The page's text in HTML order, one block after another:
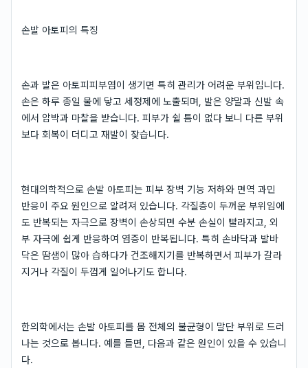
손발 아토피의 특징
손과 발은 아토피피부염이 생기면 특히 관리가 어려운 부위입니다.
손은 하루 종일 물에 닿고 세정제에 노출되며, 발은 양말과 신발 속
에서 압박과 마찰을 받습니다. 피부가 쉴 틈이 없다 보니 다른 부위
보다 회복이 더디고 재발이 잦습니다.
현대의학적으로 손발 아토피는 피부 장벽 기능 저하와 면역 과민
반응이 주요 원인으로 알려져 있습니다. 각질층이 두꺼운 부위임에
도 반복되는 자극으로 장벽이 손상되면 수분 손실이 빨라지고, 외
부 자극에 쉽게 반응하여 염증이 반복됩니다. 특히 손바닥과 발바
닥은 땀샘이 많아 습하다가 건조해지기를 반복하면서 피부가 갈라
지거나 각질이 두껍게 일어나기도 합니다.
한의학에서는 손발 아토피를 몸 전체의 불균형이 말단 부위로 드러
나는 것으로 봅니다. 예를 들면, 다음과 같은 원인이 있을 수 있습니
다.